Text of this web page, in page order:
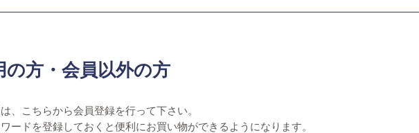
の方・会員以外の方
、こちらから会員登録を行って下さい。
ードを登録しておくと便利にお買い物ができるようになります。